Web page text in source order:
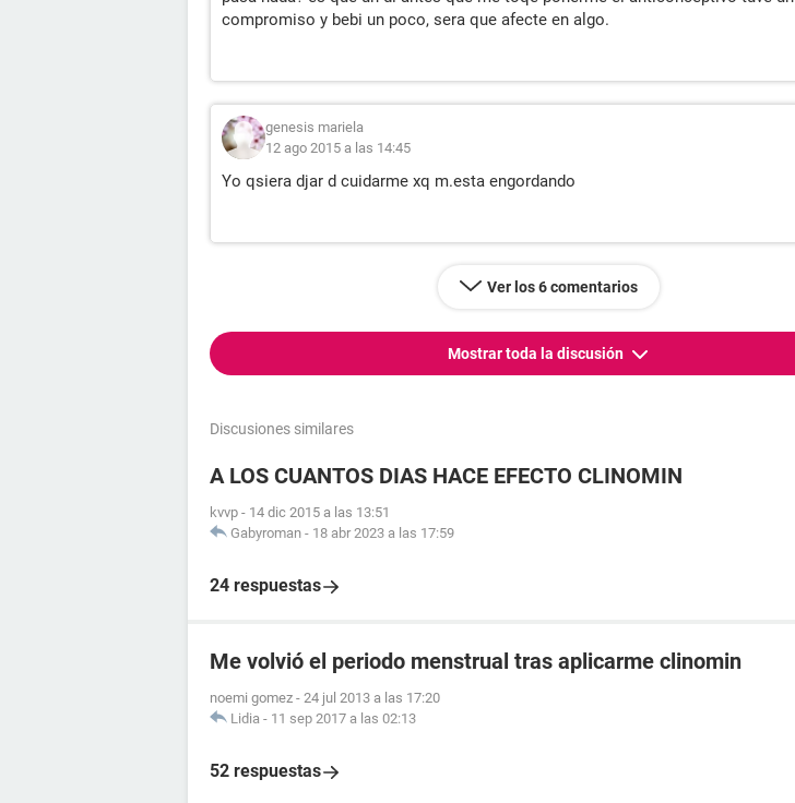
compromiso y bebi un poco, sera que afecte en algo.
genesis mariela
12 ago 2015 a las 14:45
Yo qsiera djar d cuidarme xq m.esta engordando
Ver los 6 comentarios
Mostrar toda la discusión
Discusiones similares
A LOS CUANTOS DIAS HACE EFECTO CLINOMIN
kvvp - 14 dic 2015 a las 13:51
Gabyroman - 18 abr 2023 a las 17:59
24 respuestas
Me volvió el periodo menstrual tras aplicarme clinomin
noemi gomez - 24 jul 2013 a las 17:20
Lidia - 11 sep 2017 a las 02:13
52 respuestas